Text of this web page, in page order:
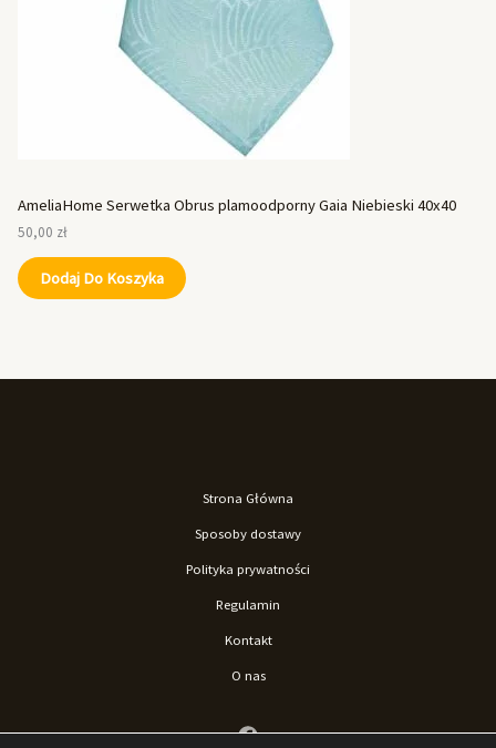
AmeliaHome Serwetka Obrus plamoodporny Gaia Niebieski 40x40
50,00 zł
Dodaj Do Koszyka
Strona Główna
Sposoby dostawy
Polityka prywatności
Regulamin
Kontakt
O nas